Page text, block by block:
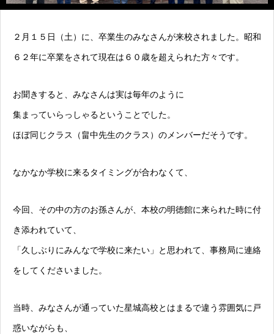
２月１５日（土）に、卒業生のみなさんが来校されました。昭和
６２年に卒業をされて現在は６０歳を超えられた方々です。
お聞きすると、みなさんは実は毎年のように
集まっていらっしゃるということでした。
ほぼ同じクラス（畠中先生のクラス）のメンバーだそうです。
なかなか学校に来るタイミングが合わなくて、
今回、その中の方のお孫さんが、本校の明徳館に来られた時に付
き添われていて、
「久しぶりにみんなで学校に来たい」と思われて、事務局に連絡
をしてくださいました。
当時、みなさんが通っていた星城高校とはまるで違う雰囲気に戸
惑いながらも、